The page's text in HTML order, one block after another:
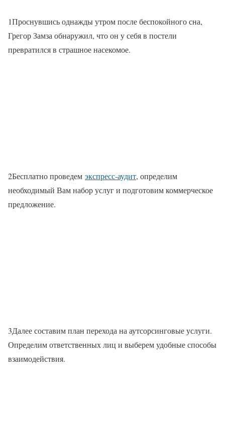
1Проснувшись однажды утром после беспокойного сна,
Грегор Замза обнаружил, что он у себя в постели
превратился в страшное насекомое.
2Бесплатно проведем экспресс-аудит, определим
необходимый Вам набор услуг и подготовим коммерческое
предложение.
3Далее составим план перехода на аутсорсинговые услуги.
Определим ответственных лиц и выберем удобные способы
взаимодействия.